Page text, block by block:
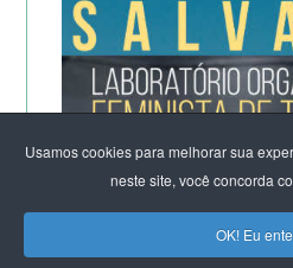
Usamos cookies para melhorar sua
neste site, você concorda
OK! Eu